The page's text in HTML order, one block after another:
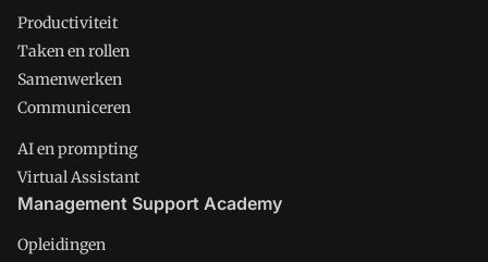
Productiviteit
Taken en rollen
Samenwerken
Communiceren
AI en prompting
Virtual Assistant
Management Support Academy
Opleidingen